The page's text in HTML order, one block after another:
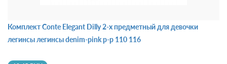
Комплект Conte Elegant Dilly 2-х предметный для девочки
легинсы легинсы denim-pink р-р 110 116